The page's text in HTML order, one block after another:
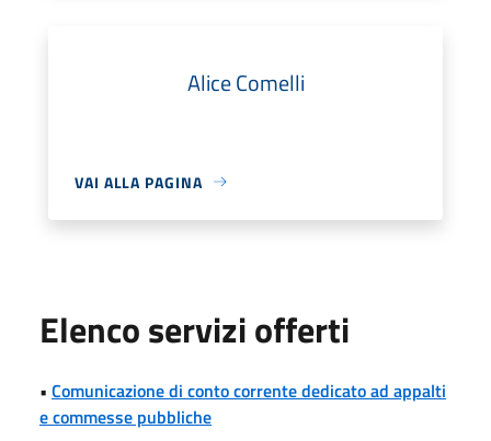
Alice Comelli
VAI ALLA PAGINA
Elenco servizi offerti
• Comunicazione di conto corrente dedicato ad appalti
e commesse pubbliche